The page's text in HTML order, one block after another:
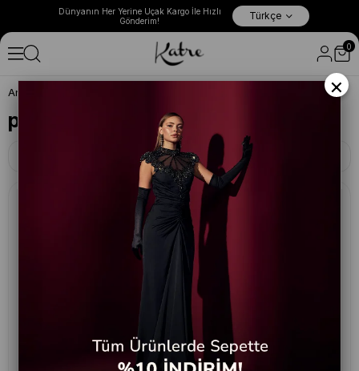
Her Yerine Uçak Kargo İle Hızlı
Tüm Yeni Sezonlarda Sepette %10 İndirim!
Türkçe
0
Anasayfa
pant
×